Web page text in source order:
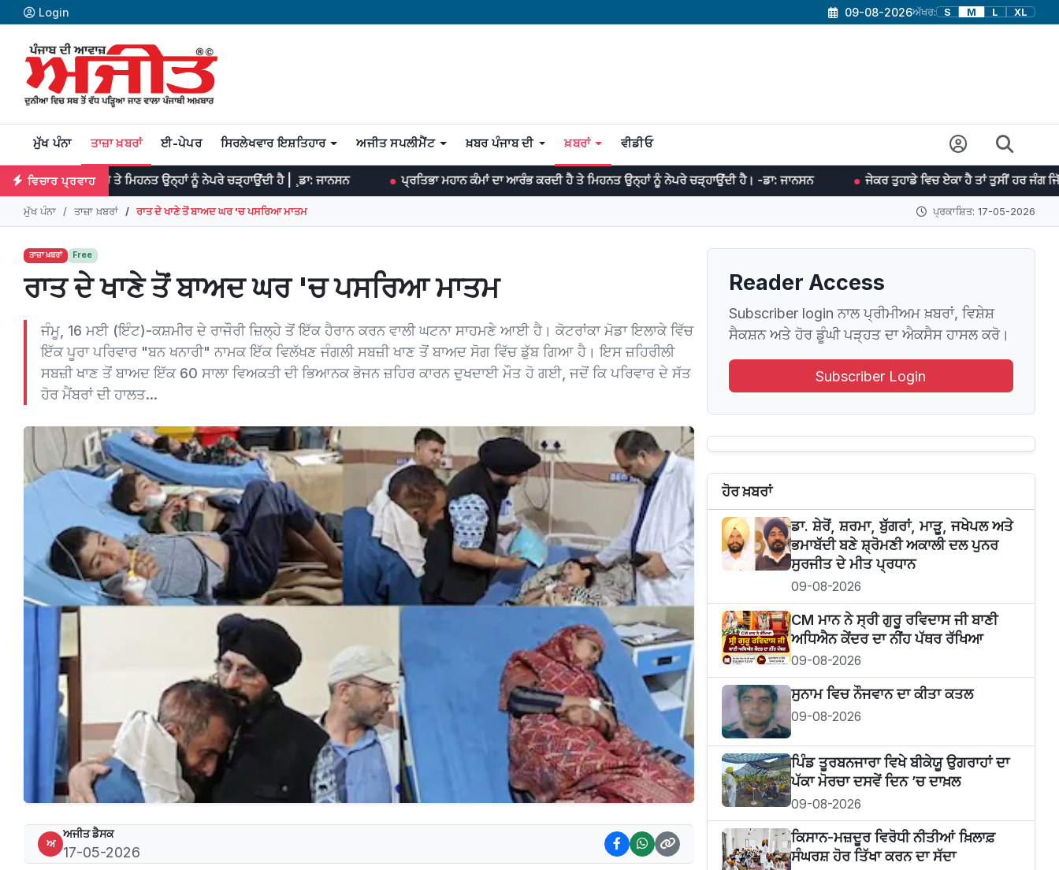
Login 09-08-2026ਅੱਖਰ: S M L XL
ਮੁੱਖ ਪੰਨਾ ਤਾਜ਼ਾ ਖ਼ਬਰਾਂ ਈ-ਪੇਪਰ ਸਿਰਲੇਖਵਾਰ ਇਸ਼ਤਿਹਾਰ ਅਜੀਤ ਸਪਲੀਮੈਂਟ ਖ਼ਬਰ ਪੰਜਾਬ ਦੀ ਖ਼ਬਰਾਂ ਵੀਡੀਓ
ਵਿਚਾਰ ਪ੍ਰਵਾਹ
ਹੈ ਤੇ ਮਿਹਨਤ ਉਨ੍ਹਾਂ ਨੂੰ ਨੇਪਰੇ ਚੜ੍ਹਾਉਂਦੀ ਹੈ | ¸ਡਾ: ਜਾਨਸਨ ਪ੍ਰਤਿਭਾ ਮਹਾਨ ਕੰਮਾਂ ਦਾ ਆਰੰਭ ਕਰਦੀ ਹੈ ਤੇ ਮਿਹਨਤ ਉਨ੍ਹਾਂ ਨੂੰ ਨੇਪਰੇ ਚੜ੍ਹਾਉਂਦੀ ਹੈ। -ਡਾ: ਜਾਨਸਨ ਜੇਕਰ ਤੁਹਾਡੇ ਵਿਚ ਏਕਾ ਹੈ ਤਾਂ ਤੁਸੀਂ ਹਰ ਜੰਗ ਜਿੱਤ ਸਕਦੇ ਹੋ। -
ਮੁੱਖ ਪੰਨਾ ਤਾਜ਼ਾ ਖ਼ਬਰਾਂ ਰਾਤ ਦੇ ਖਾਣੇ ਤੋਂ ਬਾਅਦ ਘਰ 'ਚ ਪਸਰਿਆ ਮਾਤਮ ਪ੍ਰਕਾਸ਼ਿਤ: 17-05-2026
ਤਾਜ਼ਾ ਖ਼ਬਰਾਂ Free
ਰਾਤ ਦੇ ਖਾਣੇ ਤੋਂ ਬਾਅਦ ਘਰ 'ਚ ਪਸਰਿਆ ਮਾਤਮ
ਜੰਮੂ, 16 ਮਈ (ਇੰਟ)-ਕਸ਼ਮੀਰ ਦੇ ਰਾਜੌਰੀ ਜ਼ਿਲ੍ਹੇ ਤੋਂ ਇੱਕ ਹੈਰਾਨ ਕਰਨ ਵਾਲੀ ਘਟਨਾ ਸਾਹਮਣੇ ਆਈ ਹੈ। ਕੋਟਰਾਂਕਾ ਮੋਡਾ ਇਲਾਕੇ ਵਿੱਚ
ਇੱਕ ਪੂਰਾ ਪਰਿਵਾਰ "ਬਨ ਖਨਾਰੀ" ਨਾਮਕ ਇੱਕ ਵਿਲੱਖਣ ਜੰਗਲੀ ਸਬਜ਼ੀ ਖਾਣ ਤੋਂ ਬਾਅਦ ਸੋਗ ਵਿੱਚ ਡੁੱਬ ਗਿਆ ਹੈ। ਇਸ ਜ਼ਹਿਰੀਲੀ
ਸਬਜ਼ੀ ਖਾਣ ਤੋਂ ਬਾਅਦ ਇੱਕ 60 ਸਾਲਾ ਵਿਅਕਤੀ ਦੀ ਭਿਆਨਕ ਭੋਜਨ ਜ਼ਹਿਰ ਕਾਰਨ ਦੁਖਦਾਈ ਮੌਤ ਹੋ ਗਈ, ਜਦੋਂ ਕਿ ਪਰਿਵਾਰ ਦੇ ਸੱਤ
ਹੋਰ ਮੈਂਬਰਾਂ ਦੀ ਹਾਲਤ...
ਅ
ਅਜੀਤ ਡੈਸਕ
17-05-2026
Reader Access
Subscriber login ਨਾਲ ਪ੍ਰੀਮੀਅਮ ਖ਼ਬਰਾਂ, ਵਿਸ਼ੇਸ਼
ਸੈਕਸ਼ਨ ਅਤੇ ਹੋਰ ਡੂੰਘੀ ਪੜ੍ਹਤ ਦਾ ਐਕਸੈਸ ਹਾਸਲ ਕਰੋ।
Subscriber Login
ਹੋਰ ਖ਼ਬਰਾਂ
ਡਾ. ਸ਼ੇਰੋਂ, ਸ਼ਰਮਾ, ਬੁੱਗਰਾਂ, ਮਾੜੂ, ਜਖੇਪਲ ਅਤੇ
ਭਮਾਬੱਦੀ ਬਣੇ ਸ਼੍ਰੋਮਣੀ ਅਕਾਲੀ ਦਲ ਪੁਨਰ
ਸੁਰਜੀਤ ਦੇ ਮੀਤ ਪ੍ਰਧਾਨ
09-08-2026
CM ਮਾਨ ਨੇ ਸ੍ਰੀ ਗੁਰੂ ਰਵਿਦਾਸ ਜੀ ਬਾਣੀ
ਅਧਿਐਨ ਕੇਂਦਰ ਦਾ ਨੀਂਹ ਪੱਥਰ ਰੱਖਿਆ
09-08-2026
ਸੁਨਾਮ ਵਿਚ ਨੌਜਵਾਨ ਦਾ ਕੀਤਾ ਕਤਲ
09-08-2026
ਪਿੰਡ ਤੂਰਬਨਜਾਰਾ ਵਿਖੇ ਬੀਕੇਯੂ ਉਗਰਾਹਾਂ ਦਾ
ਪੱਕਾ ਮੋਰਚਾ ਦਸਵੇਂ ਦਿਨ ’ਚ ਦਾਖ਼ਲ
09-08-2026
ਕਿਸਾਨ-ਮਜ਼ਦੂਰ ਵਿਰੋਧੀ ਨੀਤੀਆਂ ਖ਼ਿਲਾਫ਼
ਸੰਘਰਸ਼ ਹੋਰ ਤਿੱਖਾ ਕਰਨ ਦਾ ਸੱਦਾ